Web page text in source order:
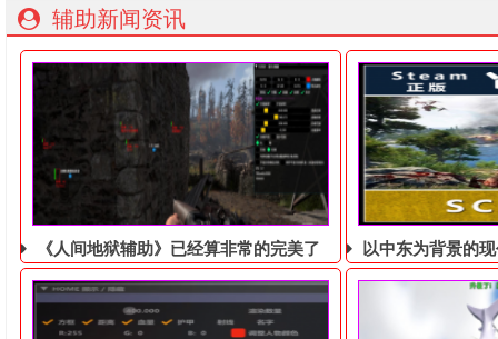
辅助新闻资讯
《人间地狱辅助》已经算非常的完美了 以中东为背景的